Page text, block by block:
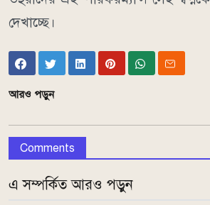
দেখাচ্ছে।
আরও পড়ুন
Comments
এ সম্পর্কিত আরও পড়ুন